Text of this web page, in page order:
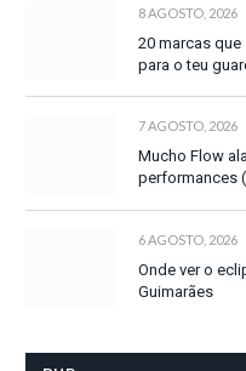
8 AGOSTO, 2026
20 marcas
para o teu
7 AGOSTO, 2026
Mucho Flow
performances
6 AGOSTO, 2026
Onde ver o
Guimarães